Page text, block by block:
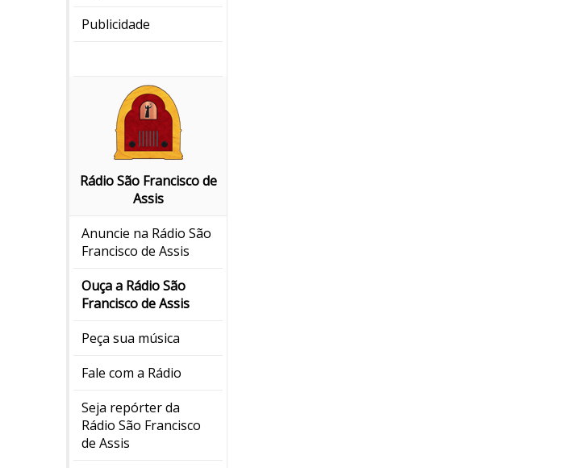
Publicidade
Rádio São Francisco de
Assis
Anuncie na Rádio São
Francisco de Assis
Ouça a Rádio São
Francisco de Assis
Peça sua música
Fale com a Rádio
Seja repórter da
Rádio São Francisco
de Assis